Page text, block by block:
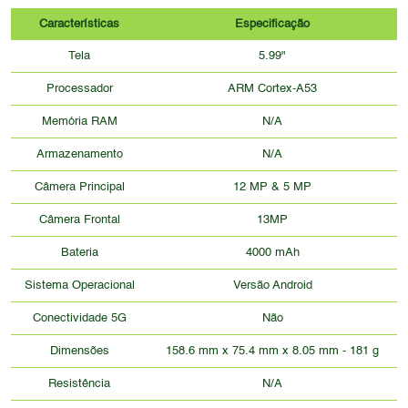
Características Especificação
Tela 5.99"
Processador ARM Cortex-A53
Memória RAM N/A
Armazenamento N/A
Câmera Principal 12 MP & 5 MP
Câmera Frontal 13MP
Bateria 4000 mAh
Sistema Operacional Versão Android
Conectividade 5G Não
Dimensões 158.6 mm x 75.4 mm x 8.05 mm - 181 g
Resistência N/A